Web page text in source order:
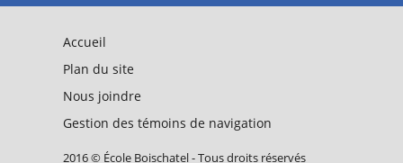
Accueil
Plan du site
Nous joindre
Gestion des témoins de navigation
2016 © École Boischatel - Tous droits réservés